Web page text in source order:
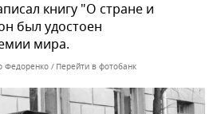
книгу "О стране и
был удостоен
мира.
Федоренко Перейти в фотобанк